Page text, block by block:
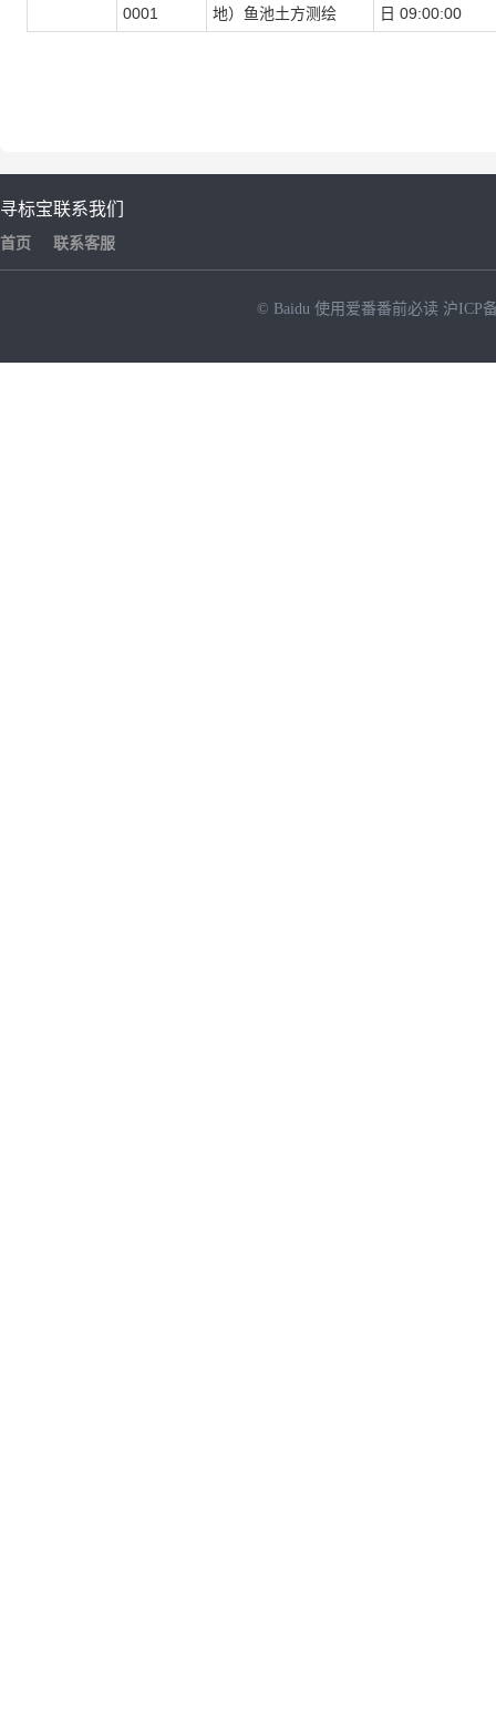
0001
地）鱼池土方测绘
日 09:00:00
寻标宝
首页
联系我们
联系客服
© Baidu 使用爱番番前必读 沪ICP